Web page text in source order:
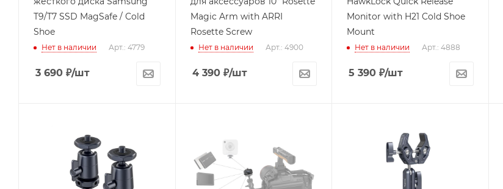
T9/T7 SSD MagSafe / Cold
Shoe
Нет в наличии Арт.: 4779
3 690 ₽/шт
Magic Arm with ARRI
Rosette Screw
Нет в наличии Арт.: 4900
4 390₽/шт
Monitor with H21 Cold Shoe
Mount
Нет в наличии Арт.: 4888
5 390 ₽/шт